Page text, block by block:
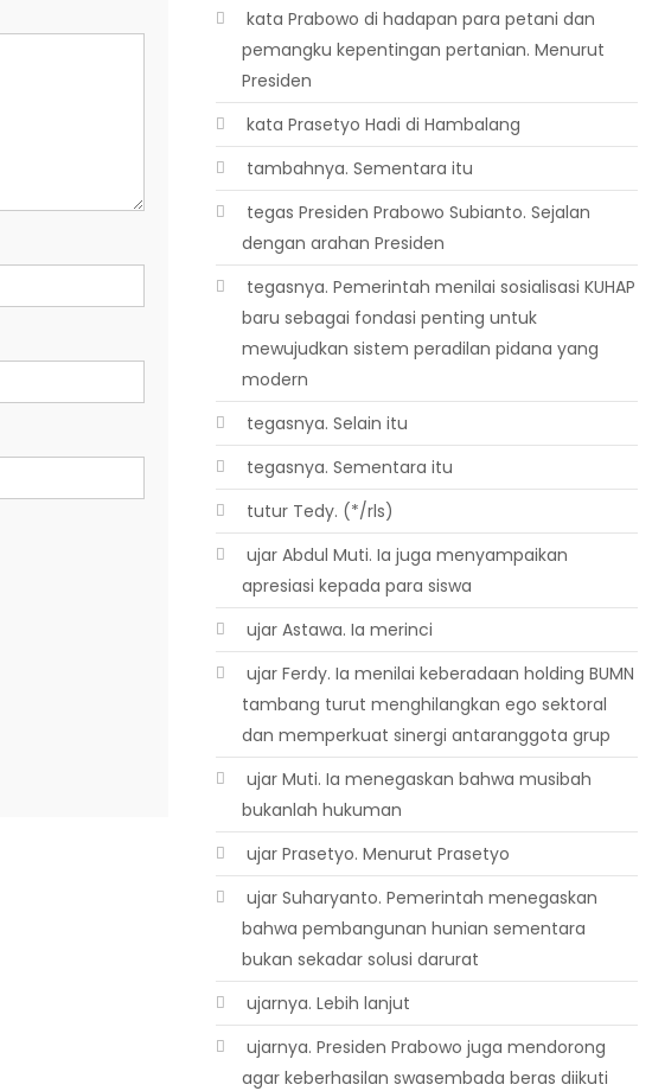
 kata Prabowo di hadapan para petani dan
pemangku kepentingan pertanian. Menurut
Presiden
 kata Prasetyo Hadi di Hambalang
 tambahnya. Sementara itu
 tegas Presiden Prabowo Subianto. Sejalan
dengan arahan Presiden
 tegasnya. Pemerintah menilai sosialisasi KUHAP
baru sebagai fondasi penting untuk
mewujudkan sistem peradilan pidana yang
modern
 tegasnya. Selain itu
 tegasnya. Sementara itu
 tutur Tedy. (*/rls)
 ujar Abdul Muti. Ia juga menyampaikan
apresiasi kepada para siswa
 ujar Astawa. Ia merinci
 ujar Ferdy. Ia menilai keberadaan holding BUMN
tambang turut menghilangkan ego sektoral
dan memperkuat sinergi antaranggota grup
 ujar Muti. Ia menegaskan bahwa musibah
bukanlah hukuman
 ujar Prasetyo. Menurut Prasetyo
 ujar Suharyanto. Pemerintah menegaskan
bahwa pembangunan hunian sementara
bukan sekadar solusi darurat
 ujarnya. Lebih lanjut
 ujarnya. Presiden Prabowo juga mendorong
agar keberhasilan swasembada beras diikuti